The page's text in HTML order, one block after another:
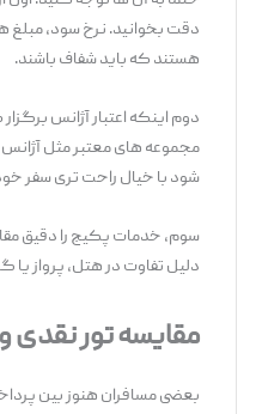
دقت بخوانید. نرخ سود، مبلغ هر
هستند که باید شفاف باشند.
دوم اینکه اعتبار آژانس برگزار
مجموعه ‌های معتبر مثل آژانس
شود با خیال راحت ‌تری سفر خود را
سوم، خدمات پکیج را دقیق
دلیل تفاوت در هتل، پرواز یا گشت
مقایسه تور نقدی و
بعضی مسافران هنوز بین پرداخت